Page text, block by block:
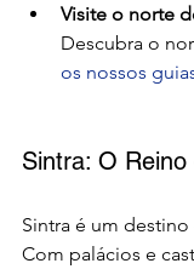
Visite o norte
Descubra o
os nossos
Sintra: O
Sintra é um
Com palácios e